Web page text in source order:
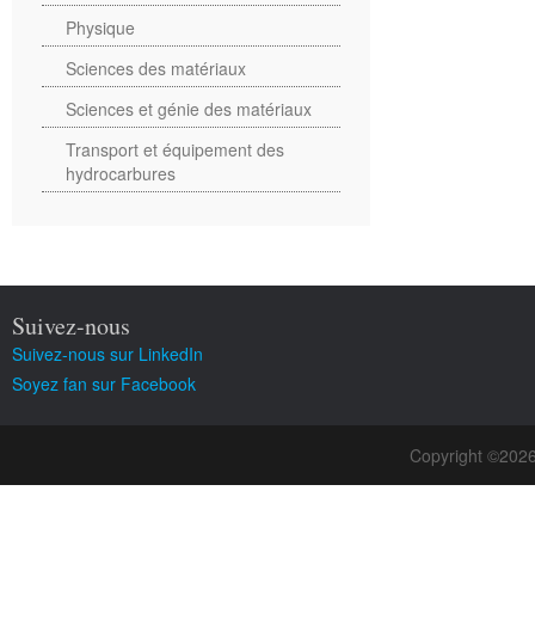
Physique
Sciences des matériaux
Sciences et génie des matériaux
Transport et équipement des
hydrocarbures
Suivez-nous
Suivez-nous sur LinkedIn
Soyez fan sur Facebook
Copyright